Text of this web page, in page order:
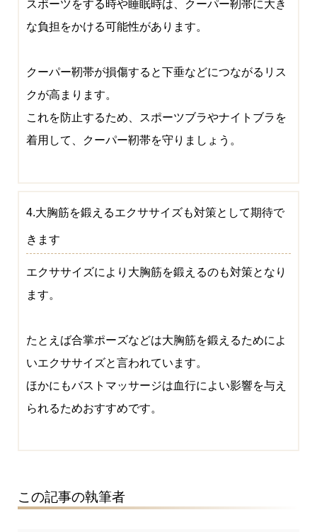
スポーツをする時や睡眠時は、クーパー靭帯に大き
な負担をかける可能性があります。
クーパー靭帯が損傷すると下垂などにつながるリス
クが高まります。
これを防止するため、スポーツブラやナイトブラを
着用して、クーパー靭帯を守りましょう。
4.大胸筋を鍛えるエクササイズも対策として期待で
きます
エクササイズにより大胸筋を鍛えるのも対策となり
ます。
たとえば合掌ポーズなどは大胸筋を鍛えるためによ
いエクササイズと言われています。
ほかにもバストマッサージは血行によい影響を与え
られるためおすすめです。
この記事の執筆者